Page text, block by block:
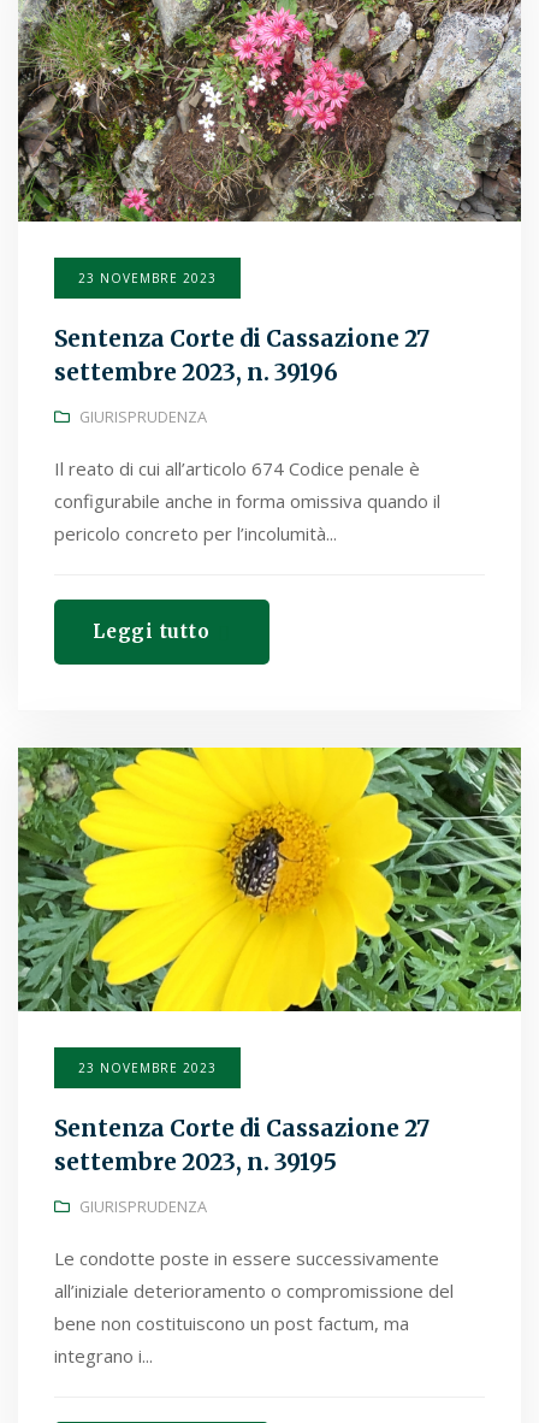
23 NOVEMBRE 2023
Sentenza Corte di Cassazione 27
settembre 2023, n. 39196
GIURISPRUDENZA
Il reato di cui all’articolo 674 Codice penale è
configurabile anche in forma omissiva quando il
pericolo concreto per l’incolumità...
Leggi tutto
23 NOVEMBRE 2023
Sentenza Corte di Cassazione 27
settembre 2023, n. 39195
GIURISPRUDENZA
Le condotte poste in essere successivamente
all’iniziale deterioramento o compromissione del
bene non costituiscono un post factum, ma
integrano i...